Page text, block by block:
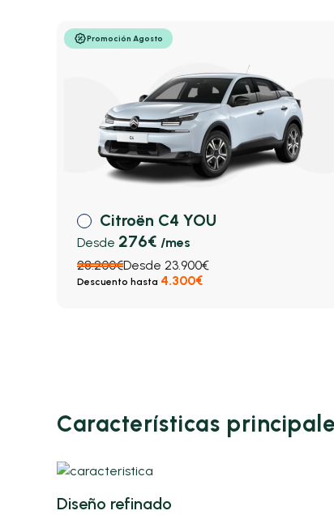
Promoción Agosto
Citroën C4 YOU
Desde 276€ /mes
28.200€Desde 23.900€
Descuento hasta 4.300€
Características
Diseño refinado